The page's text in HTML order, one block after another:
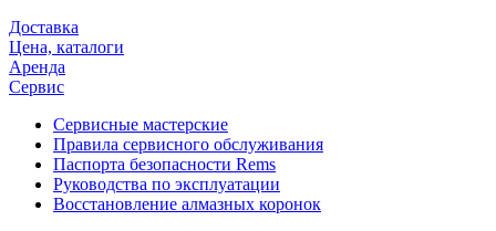
Доставка
Цена, каталоги
Аренда
Сервис
Сервисные мастерские
Правила сервисного обслуживания
Паспорта безопасности Rems
Руководства по эксплуатации
Восстановление алмазных коронок